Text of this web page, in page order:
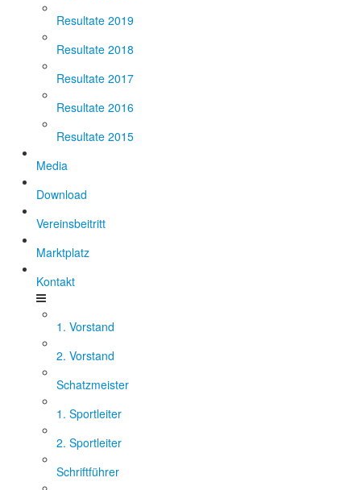
Resultate 2019
Resultate 2018
Resultate 2017
Resultate 2016
Resultate 2015
Media
Download
Vereinsbeitritt
Marktplatz
Kontakt
1. Vorstand
2. Vorstand
Schatzmeister
1. Sportleiter
2. Sportleiter
Schriftführer